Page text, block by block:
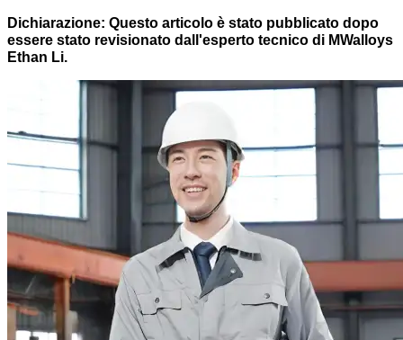
Dichiarazione: Questo articolo è stato pubblicato dopo
essere stato revisionato dall'esperto tecnico di MWalloys
Ethan Li.